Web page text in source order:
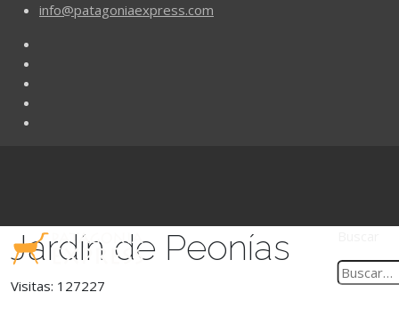
info@patagoniaexpress.com
Jardín de Peonías
Visitas: 127227